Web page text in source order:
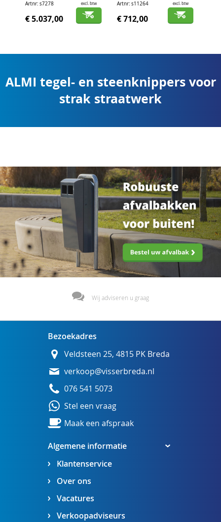
Artnr s7278 excl. btw
€ 5.037,00
Artnr s11264 excl. btw
€ 712,00
ALMI tegel- en steenknippers voor
strak straatwerk
Wij adviseren u graag
Algemene informatie
Klantenservice
Over ons
Vacatures
Verkoopadviseurs
Bezoekadres
Veldsteen 25, 4815 PK Breda
verkoop@visserbreda.nl
076 541 5073
Stel een vraag
Maak een afspraak